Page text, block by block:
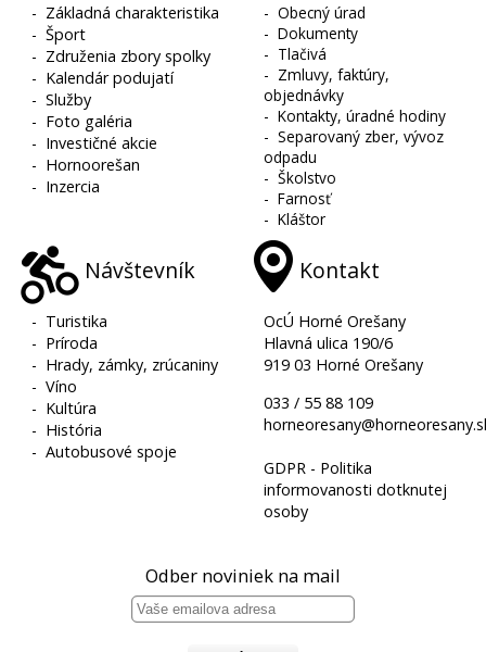
- Základná charakteristika
-Šport
- Združenia zbory spolky
- Kalendár podujatí
-Služby
- Foto galéria
- Investičné akcie
- Hornoorešan
- Inzercia
-Obecný úrad
-Dokumenty
- Tlačivá
- Zmluvy, faktúry,
objednávky
-Kontakty, úradné hodiny
-Separovaný zber, vývoz
odpadu
-Školstvo
-Farnosť
-Kláštor
Návštevník
- Turistika
- Príroda
- Hrady, zámky, zrúcaniny
-Víno
- Kultúra
- História
-Autobusové spoje
Kontakt
OcÚ Horné Orešany
Hlavná ulica 190/6
919 03 Horné Orešany
033 / 55 88 109
GDPR - Politika
informovanosti dotknutej
osoby
Odber noviniek na mail